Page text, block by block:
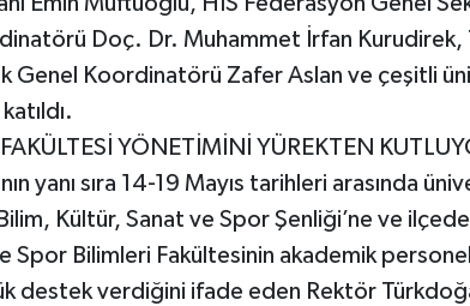
Doç. Dr. Muhammet İrfan Kurudirek,
Genel Koordinatörü Zafer Aslan ve çeşitli
YÖNETİMİNİ YÜREKTEN
yanı sıra 14-19 Mayıs tarihleri arasında
Kültür, Sanat ve Spor Şenliği’ne ve
Spor Bilimleri Fakültesinin akademik
destek verdiğini ifade eden Rektör